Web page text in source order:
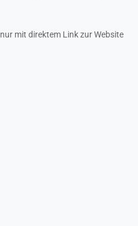
mit direktem Link zur Website